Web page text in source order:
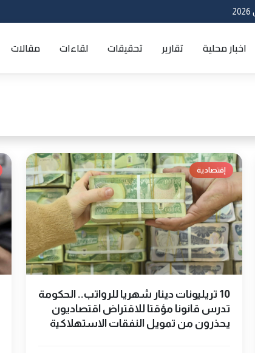
اخبار محلية تقارير تحقيقات لقاءات مقالات
إقتصادية
10 تريليونات دينار شهريا للرواتب.. الحكومة
تدرس قانونا مؤقتا للاقتراض اقتصاديون
يحذرون من تمويل النفقات الاستهلاكية